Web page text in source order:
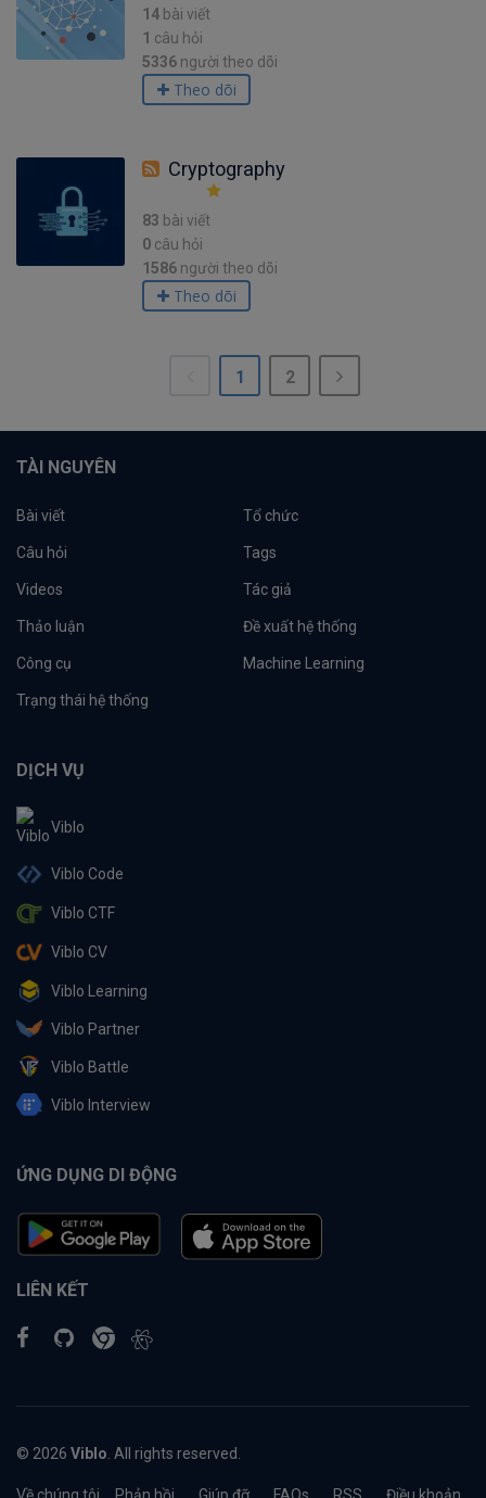
14 bài viết
1 câu hỏi
5336 người theo dõi
Theo dõi
Cryptography
83 bài viết
0 câu hỏi
1586 người theo dõi
Theo dõi
1 2
TÀI NGUYÊN
Bài viết Tổ chức
Câu hỏi Tags
Videos Tác giả
Thảo luận Đề xuất hệ thống
Công cụ Machine Learning
Trạng thái hệ thống
DỊCH VỤ
Viblo
Viblo Code
Viblo CTF
Viblo CV
Viblo Learning
Viblo Partner
Viblo Battle
Viblo Interview
ỨNG DỤNG DI ĐỘNG
LIÊN KẾT
© 2026 Viblo . All rights reserved.